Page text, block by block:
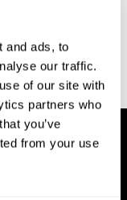
and ads, to
our traffic.
of our site with
partners who
you’ve
from your use
el rendimiento
cognitivo
diario de la
T492.